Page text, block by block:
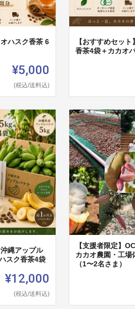
ハスク香茶 6
¥5,000
(税込/送料込)
【おすすめセッ
香茶4袋＋カカオ
縄アップル
スク香茶4袋
¥12,000
(税込/送料込)
【支援者限定】
カカオ農園・工場
（1〜2名さま）